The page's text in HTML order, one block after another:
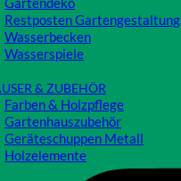
Restposten Gartengestaltung
Wasserbecken
Wasserspiele
& ZUBEHÖR
Farben & Holzpflege
Gartenhauszubehör
Geräteschuppen Metall
Holzelemente